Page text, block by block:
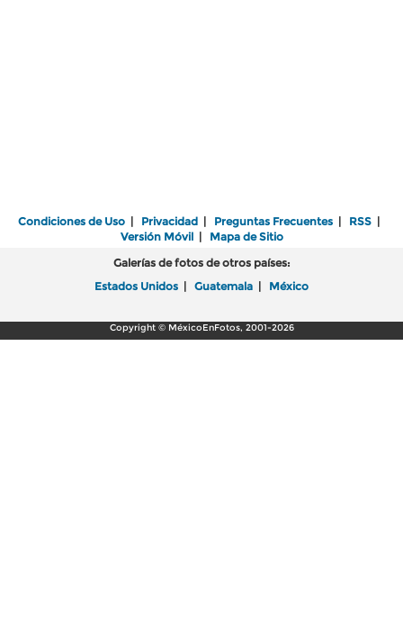
Condiciones de Uso | Privacidad | Preguntas Frecuentes | RSS |
Versión Móvil| Mapa de Sitio
Galerías de fotos de otros países:
Estados Unidos | Guatemala | México
Copyright © MéxicoEnFotos, 2001-2026